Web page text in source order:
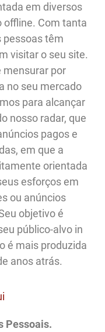
em diversos
offline. Com tanta
pessoas têm
visitar o seu site.
mensurar por
no seu mercado
para alcançar
nosso radar, que
pagos e
em que a
orientada
esforços em
ou anúncios
objetivo é
público-alvo in
é mais produzida
anos atrás.
Pessoais.